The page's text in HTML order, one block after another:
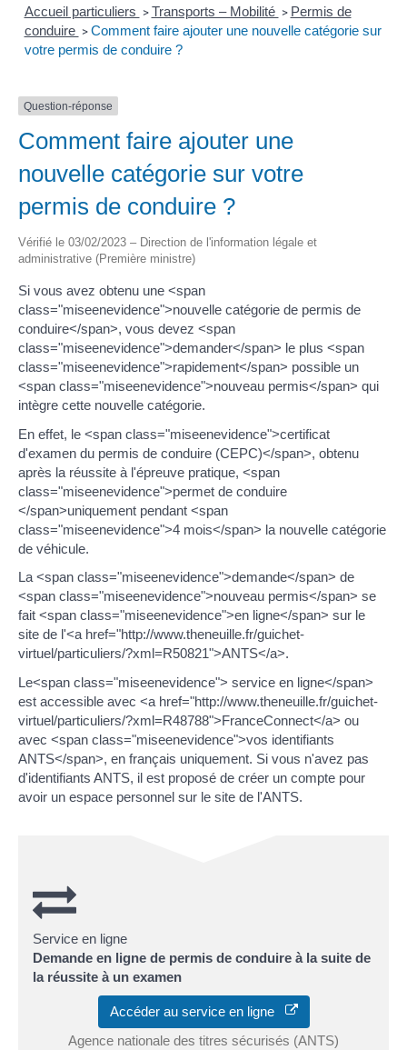
Accueil particuliers > Transports – Mobilité > Permis de
conduire > Comment faire ajouter une nouvelle catégorie sur
votre permis de conduire ?
Question-réponse
Comment faire ajouter une
nouvelle catégorie sur votre
permis de conduire ?
Vérifié le 03/02/2023 – Direction de l'information légale et
administrative (Première ministre)
Si vous avez obtenu une <span
class="miseenevidence">nouvelle catégorie de permis de
conduire</span>, vous devez <span
class="miseenevidence">demander</span> le plus <span
class="miseenevidence">rapidement</span> possible un
<span class="miseenevidence">nouveau permis</span> qui
intègre cette nouvelle catégorie.
En effet, le <span class="miseenevidence">certificat
d'examen du permis de conduire (CEPC)</span>, obtenu
après la réussite à l'épreuve pratique, <span
class="miseenevidence">permet de conduire
</span>uniquement pendant <span
class="miseenevidence">4 mois</span> la nouvelle catégorie
de véhicule.
La <span class="miseenevidence">demande</span> de
<span class="miseenevidence">nouveau permis</span> se
fait <span class="miseenevidence">en ligne</span> sur le
site de l'<a href="http://www.theneuille.fr/guichet-
virtuel/particuliers/?xml=R50821">ANTS</a>.
Le<span class="miseenevidence"> service en ligne</span>
est accessible avec <a href="http://www.theneuille.fr/guichet-
virtuel/particuliers/?xml=R48788">FranceConnect</a> ou
avec <span class="miseenevidence">vos identifiants
ANTS</span>, en français uniquement. Si vous n'avez pas
d'identifiants ANTS, il est proposé de créer un compte pour
avoir un espace personnel sur le site de l'ANTS.
Service en ligne
Demande en ligne de permis de conduire à la suite de
la réussite à un examen
Accéder au service en ligne
Agence nationale des titres sécurisés (ANTS)